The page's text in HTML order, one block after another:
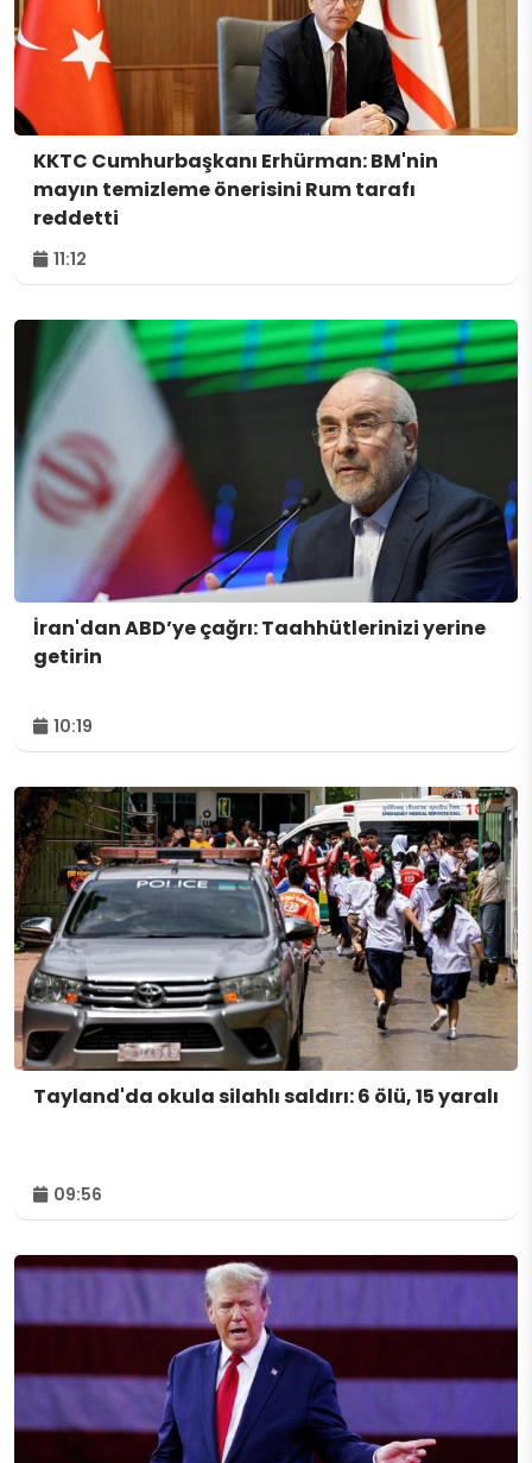
KKTC Cumhurbaşkanı Erhürman: BM'nin
mayın temizleme önerisini Rum tarafı
reddetti
11:12
İran'dan ABD’ye çağrı: Taahhütlerinizi yerine
getirin
10:19
Tayland'da okula silahlı saldırı: 6 ölü, 15 yaralı
09:56